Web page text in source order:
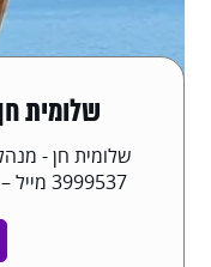
שלומית
3999537 מייל – shlomithe@Shalhevet.co.il